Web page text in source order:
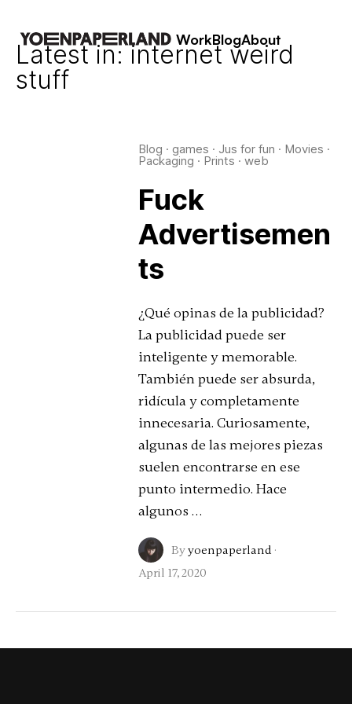
WorkBlogAbout
Latest in: internet weird
stuff
Blog · games · Jus for fun · Movies ·
Packaging · Prints · web
Fuck
Advertisemen
ts
¿Qué opinas de la publicidad?
La publicidad puede ser
inteligente y memorable.
También puede ser absurda,
ridícula y completamente
innecesaria. Curiosamente,
algunas de las mejores piezas
suelen encontrarse en ese
punto intermedio. Hace
algunos …
Byyoenpaperland ·
April 17, 2020